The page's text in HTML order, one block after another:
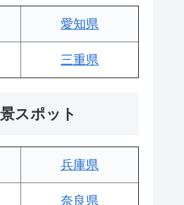
愛知県
三重県
スポット
兵庫県
奈良県